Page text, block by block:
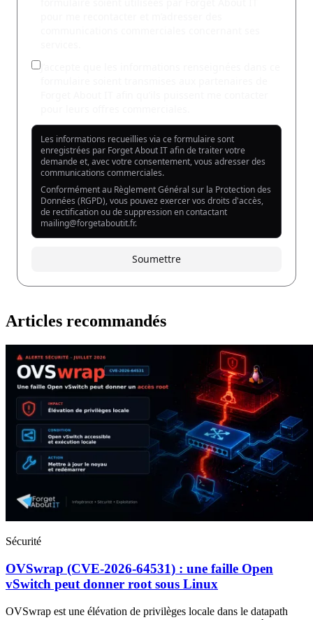
Articles recommandés
Sécurité
OVSwrap (CVE-2026-64531) : une faille Open
vSwitch peut donner root sous Linux
OVSwrap est une élévation de privilèges locale dans le datapath